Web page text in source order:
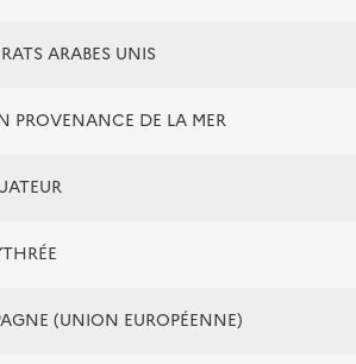
ARABES UNIS
PROVENANCE DE LA MER
(UNION EUROPÉENNE)